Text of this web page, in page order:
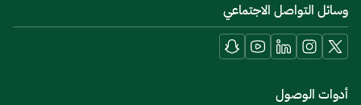
وسائل التواصل الاجتماعي
أدوات الوصول